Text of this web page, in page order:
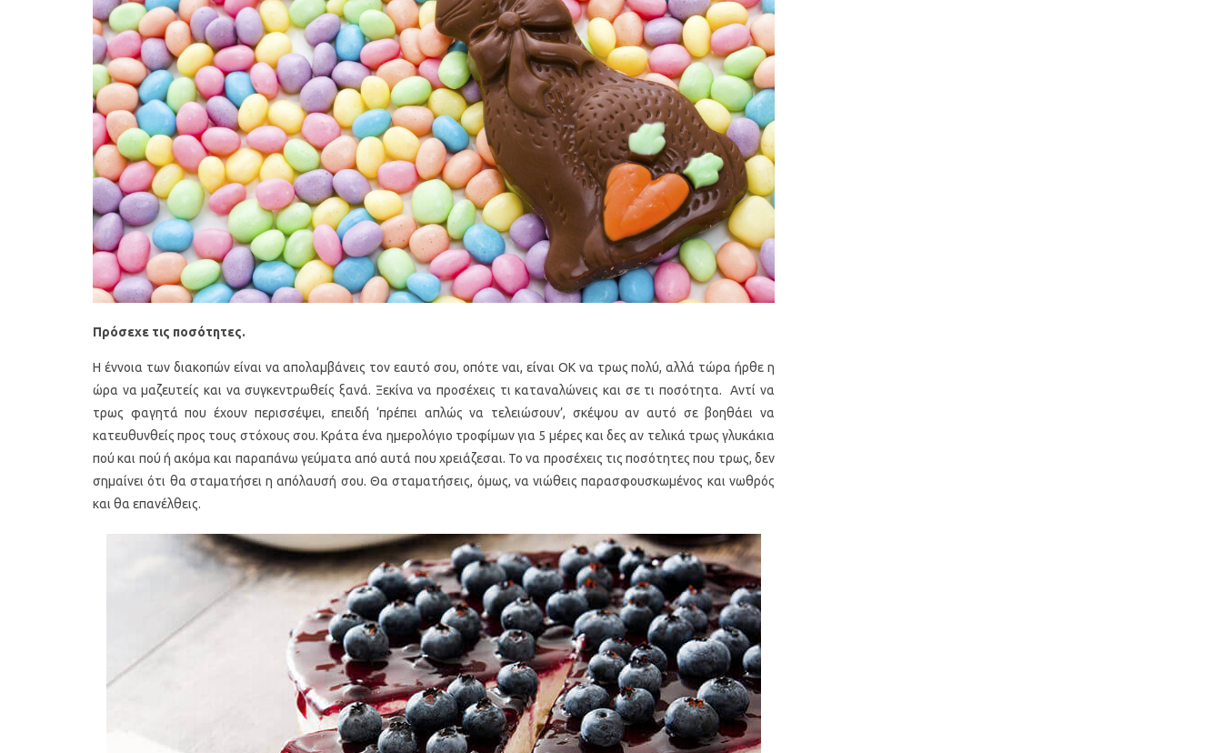
Πρόσεχε τις ποσότητες.
Η έννοια των διακοπών είναι να απολαμβάνεις τον εαυτό σου, οπότε ναι, είναι ΟΚ να τρως πολύ, αλλά τώρα ήρθε η
ώρα να μαζευτείς και να συγκεντρωθείς ξανά. Ξεκίνα να προσέχεις τι καταναλώνεις και σε τι ποσότητα. Αντί να
τρως φαγητά που έχουν περισσέψει, επειδή ‘πρέπει απλώς να τελειώσουν’, σκέψου αν αυτό σε βοηθάει να
κατευθυνθείς προς τους στόχους σου. Κράτα ένα ημερολόγιο τροφίμων για 5 μέρες και δες αν τελικά τρως γλυκάκια
πού και πού ή ακόμα και παραπάνω γεύματα από αυτά που χρειάζεσαι. Το να προσέχεις τις ποσότητες που τρως, δεν
σημαίνει ότι θα σταματήσει η απόλαυσή σου. Θα σταματήσεις, όμως, να νιώθεις παρασφουσκωμένος και νωθρός
και θα επανέλθεις.